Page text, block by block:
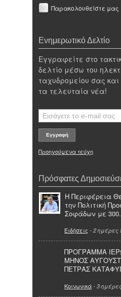
Παρακολουθείστε μας
Ενημερωτικό Δελτίο
Εγγραφείτε στο
δελτίο μέσω του
ταχυδρομείου σας
τα τελευταία νέα!
Προηγούμενα τεύχη
Πρόσφατες
Η Περιφέρεια
την Πολιτική
Σοφάδων με
Ειδήσεις - 2 ημέρες
ΠΡΟΓΡΑΜΜΑ
ΜΗΝΟΣ
ΠΕΤΡΑΣ
Κοινωνικά- 3